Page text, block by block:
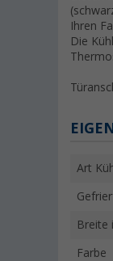
Ihren
Die
Art
Breite
Farbe